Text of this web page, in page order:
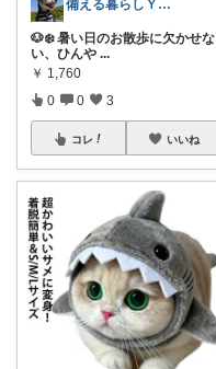
備える暮らしＹＵＺＵ
🐶❄️ 暑い日のお散歩に欠かせな
い、ひんや ...
￥ 1,760
0 0 3
コレ いいね